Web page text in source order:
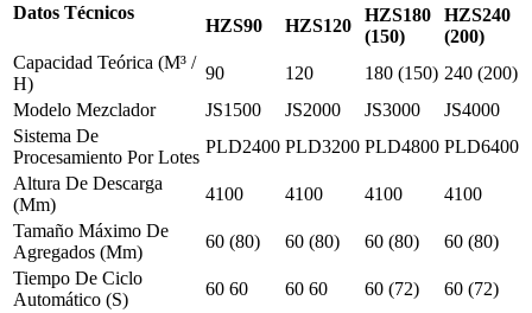
Datos Técnicos
HZS90
HZS120
HZS180
(150)
HZS240
(200)
Capacidad Teórica (M³ /
H)
90 120 180 (150) 240 (200)
Modelo Mezclador
JS1500 JS2000 JS3000
JS4000
Sistema De
Procesamiento Por Lotes
PLD2400 PLD3200 PLD4800 PLD6400
Altura De Descarga
(Mm)
4100 4100 4100
4100
Tamaño Máximo De
Agregados (Mm)
60 (80) 60 (80) 60 (80)
60 (80)
Tiempo De Ciclo
Automático (S)
60 60 60 60 60 (72)
60 (72)